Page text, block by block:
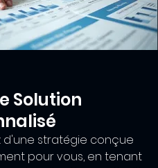
Solution
d'une stratégie conçue
pour vous, en tenant